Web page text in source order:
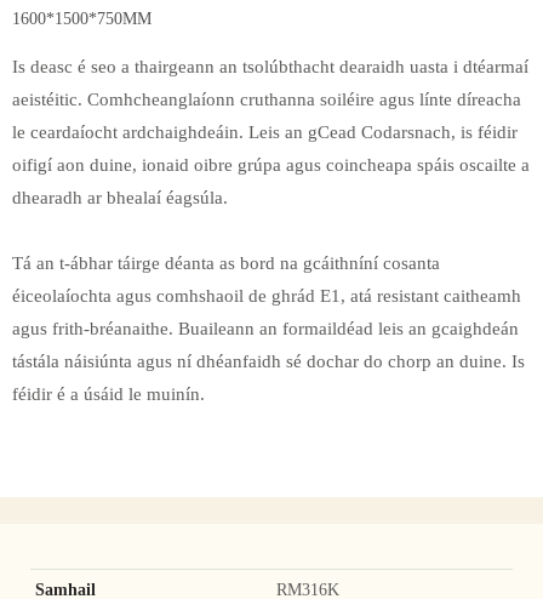
1600*1500*750MM
Is deasc é seo a thairgeann an tsolúbthacht dearaidh uasta i dtéarmaí
aeistéitic. Comhcheanglaíonn cruthanna soiléire agus línte díreacha
le ceardaíocht ardchaighdeáin. Leis an gCead Codarsnach, is féidir
oifigí aon duine, ionaid oibre grúpa agus coincheapa spáis oscailte a
dhearadh ar bhealaí éagsúla.
Tá an t-ábhar táirge déanta as bord na gcáithníní cosanta
éiceolaíochta agus comhshaoil ​​de ghrád E1, atá resistant caitheamh
agus frith-bréanaithe. Buaileann an formaildéad leis an gcaighdeán
tástála náisiúnta agus ní dhéanfaidh sé dochar do chorp an duine. Is
féidir é a úsáid le muinín.
Samhail RM316K